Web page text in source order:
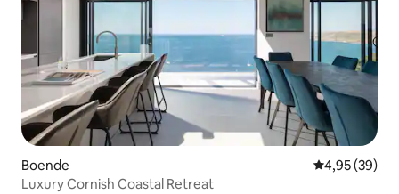
Boende 4,95 av 5 i
4,95 (39)
Luxury Cornish Coastal Retreat